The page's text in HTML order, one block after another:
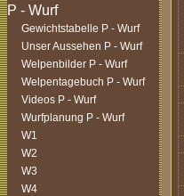
Gewichtstabelle P - Wurf
Unser Aussehen P - Wurf
Welpenbilder P - Wurf
Welpentagebuch P - Wurf
Videos P - Wurf
Wurfplanung P - Wurf
W1
W2
W3
W4